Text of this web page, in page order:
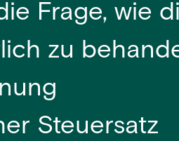
Frage, wie
zu
Steuersatz